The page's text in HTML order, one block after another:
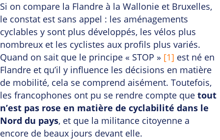
Si on compare la Flandre à la Wallonie et Bruxelles,
le constat est sans appel : les aménagements
cyclables y sont plus développés, les vélos plus
nombreux et les cyclistes aux profils plus variés.
Quand on sait que le principe « STOP » [1] est né en
Flandre et qu’il y influence les décisions en matière
de mobilité, cela se comprend aisément. Toutefois,
les francophones ont pu se rendre compte que tout
n’est pas rose en matière de cyclabilité dans le
Nord du pays, et que la militance citoyenne a
encore de beaux jours devant elle.